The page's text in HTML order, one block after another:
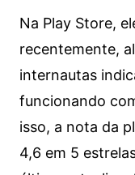
Na Play Store,
recentemente,
internautas
funcionando
isso, a nota da
4,6 em 5